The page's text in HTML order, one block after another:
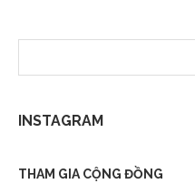
INSTAGRAM
THAM GIA CỘNG ĐỒNG